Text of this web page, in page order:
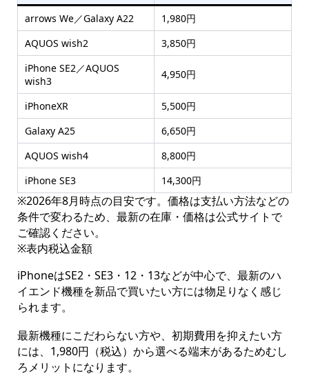
arrows We／Galaxy A22
1,980円
AQUOS wish2
3,850円
iPhone SE2／AQUOS
wish3
4,950円
iPhoneXR
5,500円
Galaxy A25
6,650円
AQUOS wish4
8,800円
iPhone SE3
14,300円
※2026年8月時点の目安です。価格は支払い方法などの
条件で変わるため、最新の在庫・価格は公式サイトで
ご確認ください。
※表内税込金額
iPhoneはSE2・SE3・12・13などが中心で、最新のハ
イエンド機種を新品で買いたい方には物足りなく感じ
られます。
最新機種にこだわらない方や、初期費用を抑えたい方
には、1,980円（税込）から選べる端末があるためむし
ろメリットになります。